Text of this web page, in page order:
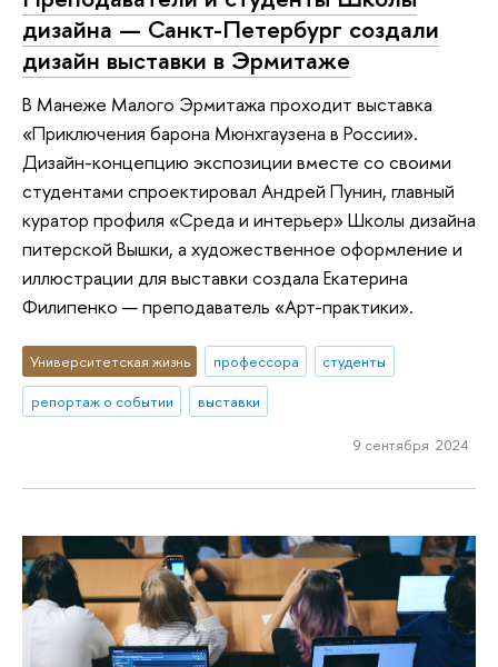
дизайна — Санкт-Петербург создали
дизайн выставки в Эрмитаже
В Манеже Малого Эрмитажа проходит выставка
«Приключения барона Мюнхгаузена в России».
Дизайн-концепцию экспозиции вместе со своими
студентами спроектировал Андрей Пунин, главный
куратор профиля «Среда и интерьер» Школы дизайна
питерской Вышки, а художественное оформление и
иллюстрации для выставки создала Екатерина
Филипенко — преподаватель «Арт-практики».
Университетская жизнь профессора
студенты
репортаж о событии
выставки
9 сентября 2024